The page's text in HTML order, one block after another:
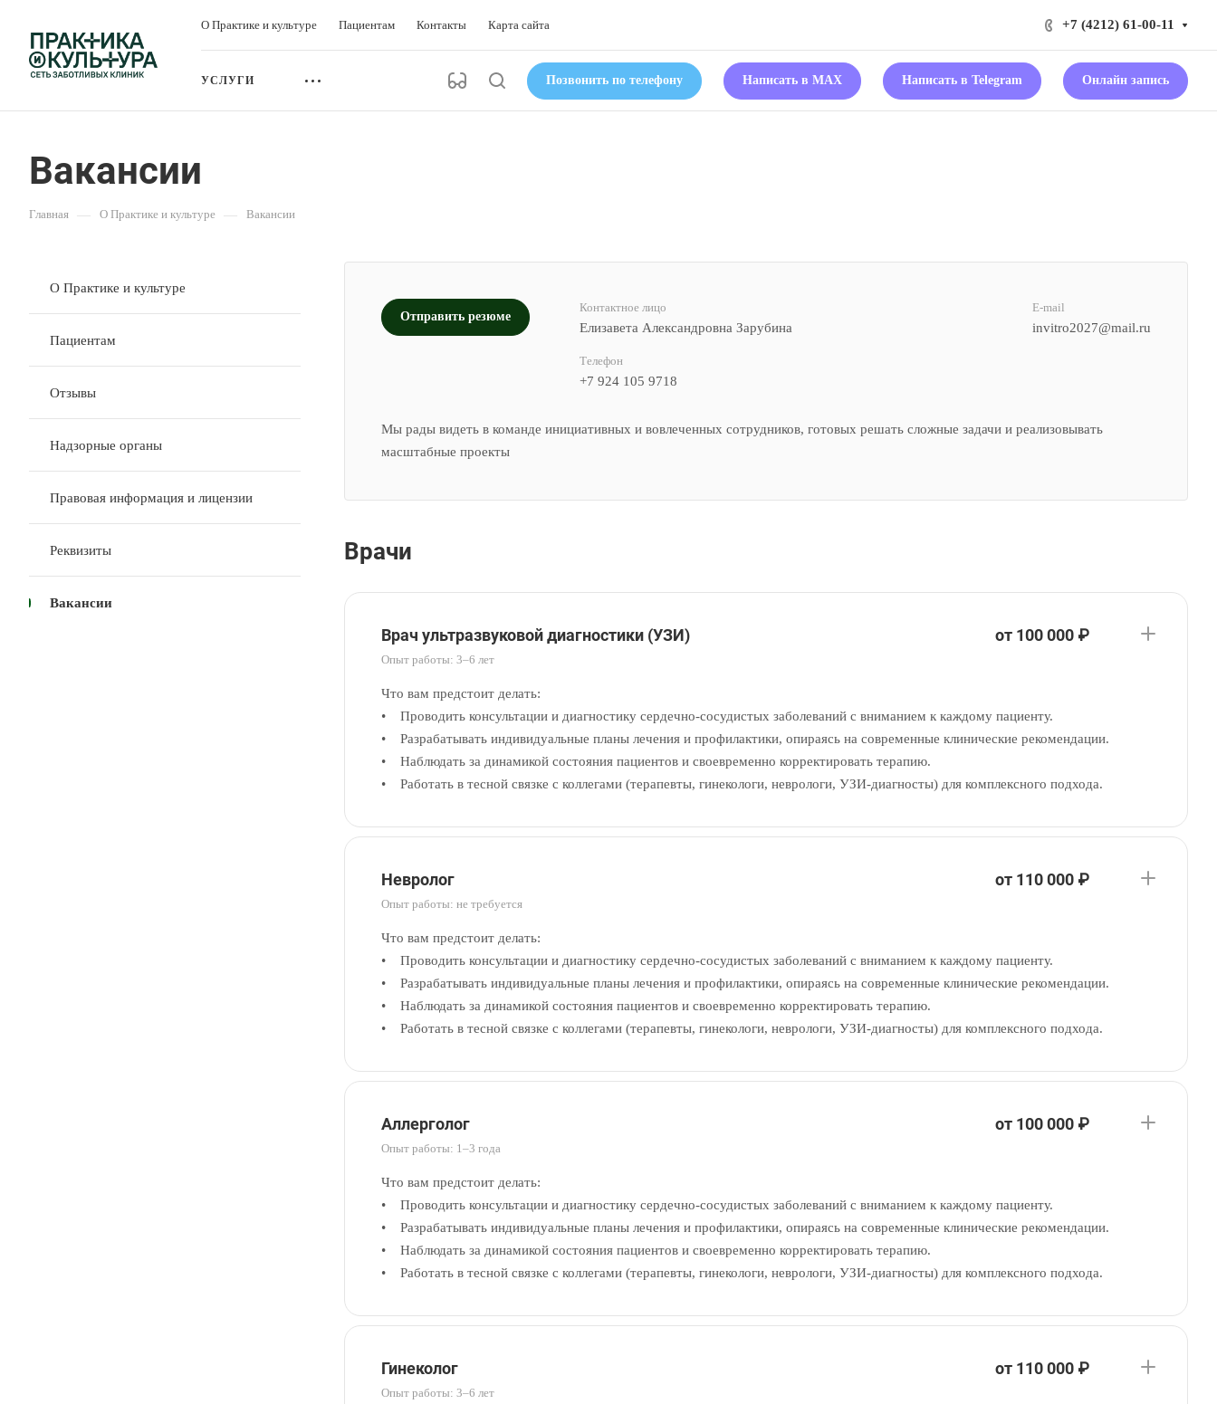
О Практике и культуре Пациентам Контакты Карта сайта +7 (4212) 61-00-11
УСЛУГИ Позвонить по телефону Написать в MAX Написать в Telegram Онлайн запись
Вакансии
Главная — О Практике и культуре — Вакансии
Отправить резюме
Контактное лицо
Елизавета Александровна Зарубина
E-mail
invitro2027@mail.ru
Телефон
+7 924 105 9718
Мы рады видеть в команде инициативных и вовлеченных сотрудников, готовых решать сложные задачи и реализовывать
масштабные проекты
Врачи
Врач ультразвуковой диагностики (УЗИ) от 100 000 ₽
Опыт работы: 3–6 лет
Что вам предстоит делать:
• Проводить консультации и диагностику сердечно-сосудистых заболеваний с вниманием к каждому пациенту.
• Разрабатывать индивидуальные планы лечения и профилактики, опираясь на современные клинические рекомендации.
• Наблюдать за динамикой состояния пациентов и своевременно корректировать терапию.
• Работать в тесной связке с коллегами (терапевты, гинекологи, неврологи, УЗИ-диагносты) для комплексного подхода.
Невролог от 110 000 ₽
Опыт работы: не требуется
Что вам предстоит делать:
• Проводить консультации и диагностику сердечно-сосудистых заболеваний с вниманием к каждому пациенту.
• Разрабатывать индивидуальные планы лечения и профилактики, опираясь на современные клинические рекомендации.
• Наблюдать за динамикой состояния пациентов и своевременно корректировать терапию.
• Работать в тесной связке с коллегами (терапевты, гинекологи, неврологи, УЗИ-диагносты) для комплексного подхода.
Аллерголог от 100 000 ₽
Опыт работы: 1–3 года
Что вам предстоит делать:
• Проводить консультации и диагностику сердечно-сосудистых заболеваний с вниманием к каждому пациенту.
• Разрабатывать индивидуальные планы лечения и профилактики, опираясь на современные клинические рекомендации.
• Наблюдать за динамикой состояния пациентов и своевременно корректировать терапию.
• Работать в тесной связке с коллегами (терапевты, гинекологи, неврологи, УЗИ-диагносты) для комплексного подхода.
Гинеколог от 110 000 ₽
Опыт работы: 3–6 лет
О Практике и культуре
Пациентам
Отзывы
Надзорные органы
Правовая информация и лицензии
Реквизиты
Вакансии